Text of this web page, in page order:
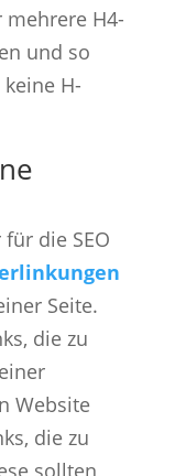
mehrere H4-
und so
H-
die SEO
Seite.
die zu
Website
die zu
sollten